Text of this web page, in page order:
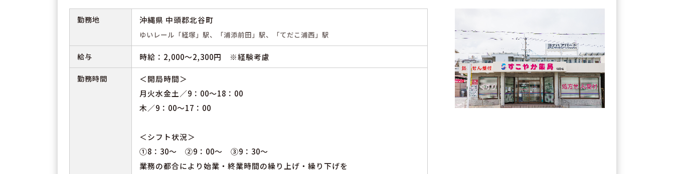
勤務地 沖縄県 中頭郡北谷町
ゆいレール「経塚」駅、「浦添前田」駅、「てだこ浦西」駅
給与 時給：2,000～2,300円 ※経験考慮
勤務時間
＜開局時間＞
月火水金土／9：00～18：00
木／9：00～17：00
＜シフト状況＞
①8：30～ ②9：00～ ③9：30～
業務の都合により始業・終業時間の繰り上げ・繰り下げを